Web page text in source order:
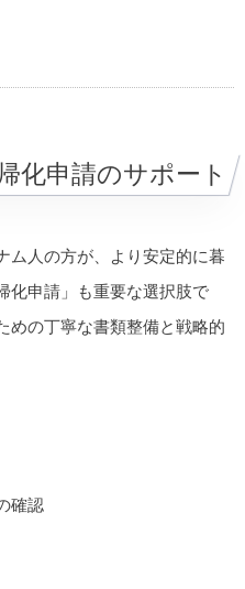
化申請のサポート
ム人の方が、より安定的に暮
化申請」も重要な選択肢で
めの丁寧な書類整備と戦略的
確認